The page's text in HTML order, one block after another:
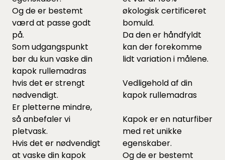
Og de er bestemt
værd at passe godt
på.
Som udgangspunkt
bør du kun vaske din
kapok rullemadras
hvis det er strengt
nødvendigt.
Er pletterne mindre,
så anbefaler vi
pletvask.
Hvis det er nødvendigt
at vaske din kapok
økologisk certificeret
bomuld.
Da den er håndfyldt
kan der forekomme
lidt variation i målene.
Vedligehold af din
kapok rullemadras
Kapok er en naturfiber
med ret unikke
egenskaber.
Og de er bestemt